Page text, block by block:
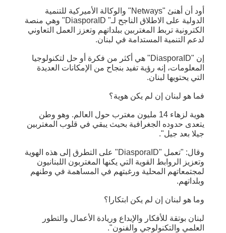
أود أن أهنئ "Netways" والوكالة الأميركية للتنمية
الدولية على الاطلاق الناجح لـ" DiasporaID" وهي منصة
الكترونية تربط المغتربين ببلداتهم وتعزز العمل التعاوني
لدعم التنمية المستدامة في لبنان.
إن "DiasporaID" هي أكثر من فكرة أو حل لتكنولوجيا
المعلومات، إنه رؤية تفيد بنجاح من الإمكانات العديدة
التي يحتويها لبنان.
فما هو لبنان إن لم يكن هوية؟
هوية لزهاء 14 مليون مغترب حول العالم. وهو وطن
يتعدى حدوده الجغرافية بحيث يبقي في قلوب المغتربين
جيلا بعد جيل".
وقال: "تعمل "DiasporaID" على التطرق إلى هذه الهوية
وتعزيز الروابط القوية التي يكنها المغتربون اللبنانيون
لمجتمعاتهم المحلية ورغبتهم في المساهمة في وطنهم
وبلداتهم.
وما هو لبنان إن لم يكن ابتكارا؟
لبنان بوتقة للأفكار والإبداع وريادة الأعمال والتطور
العلمي والتكنولوجي والفنون".